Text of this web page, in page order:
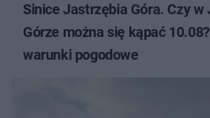
Sinice Jastrzębia Góra. Czy w
Górze można się kąpać
warunki pogodowe